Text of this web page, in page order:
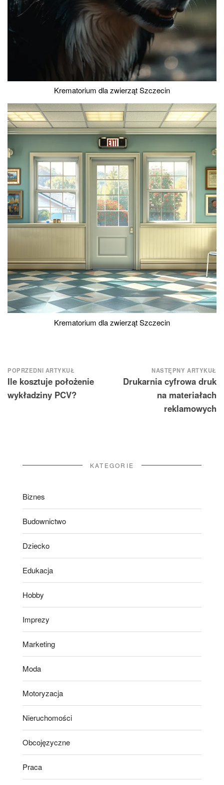
Krematorium dla zwierząt Szczecin
Krematorium dla zwierząt Szczecin
Nawigacja
wpisu
POPRZEDNI ARTYKUŁ
Ile kosztuje położenie
wykładziny PCV?
NASTĘPNY ARTYKUŁ
Drukarnia cyfrowa druk
na materiałach
reklamowych
KATEGORIE
Biznes
Budownictwo
Dziecko
Edukacja
Hobby
Imprezy
Marketing
Moda
Motoryzacja
Nieruchomości
Obcojęzyczne
Praca